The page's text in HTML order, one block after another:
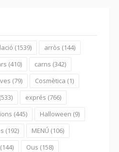
(1539) arròs (144)
(410) carns (342)
(79) Cosmètica (1)
(533) exprés (766)
(445) Halloween (9)
(192) MENÚ (106)
(144) Ous (158)